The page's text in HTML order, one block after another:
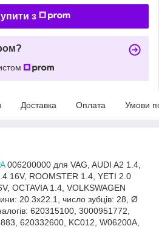
з
Доставка Оплата Умови
006200000 для VAG, AUDI A2 1.4,
16V, ROOMSTER 1.4, YETI 2.0
OCTAVIA 1.4, VOLKSWAGEN
20.3x22.1, число зубців: 28, Ø
620315100, 3000951772,
620332600, KC012, W06200A,